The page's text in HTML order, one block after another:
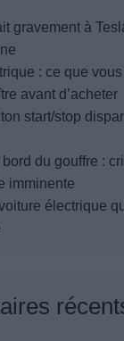
gravement à
: ce que
avant d’acheter
start/stop
du gouffre :
imminente
électrique